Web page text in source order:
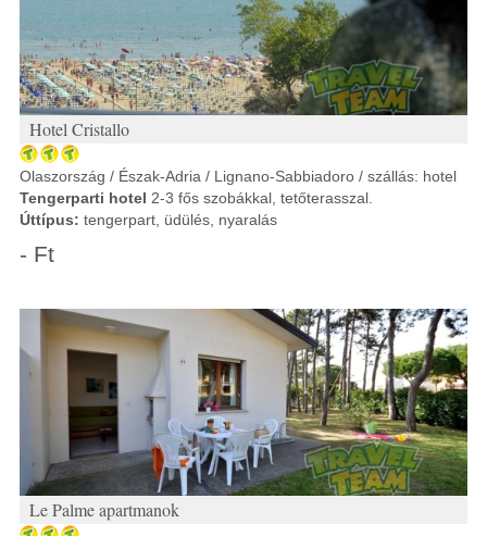
Hotel Cristallo
Olaszország / Észak-Adria / Lignano-Sabbiadoro / szállás: hotel
Tengerparti hotel 2-3 fős szobákkal, tetőterasszal.
Úttípus: tengerpart, üdülés, nyaralás
- Ft
Le Palme apartmanok